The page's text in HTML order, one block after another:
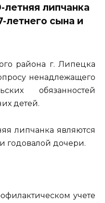
летняя липчанка
летнего сына и
района г. Липецка
ненадлежащего
обязанностей
детей.
липчанка являются
годовалой дочери.
учете